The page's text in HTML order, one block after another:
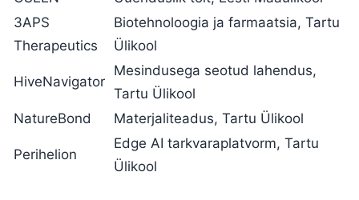
3APS
Therapeutics
Biotehnoloogia ja farmaatsia, Tartu
Ülikool
HiveNavigator
Mesindusega seotud lahendus,
Tartu Ülikool
NatureBond
Materjaliteadus, Tartu Ülikool
Perihelion
Edge AI tarkvaraplatvorm, Tartu
Ülikool